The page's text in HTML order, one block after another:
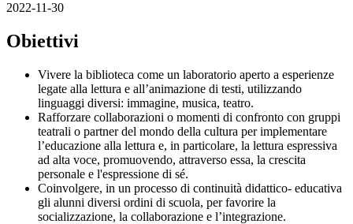
2022-11-30
Obiettivi
Vivere la biblioteca come un laboratorio aperto a esperienze
legate alla lettura e all’animazione di testi, utilizzando
linguaggi diversi: immagine, musica, teatro.
Rafforzare collaborazioni o momenti di confronto con gruppi
teatrali o partner del mondo della cultura per implementare
l’educazione alla lettura e, in particolare, la lettura espressiva
ad alta voce, promuovendo, attraverso essa, la crescita
personale e l'espressione di sé.
Coinvolgere, in un processo di continuità didattico- educativa
gli alunni diversi ordini di scuola, per favorire la
socializzazione, la collaborazione e l’integrazione.